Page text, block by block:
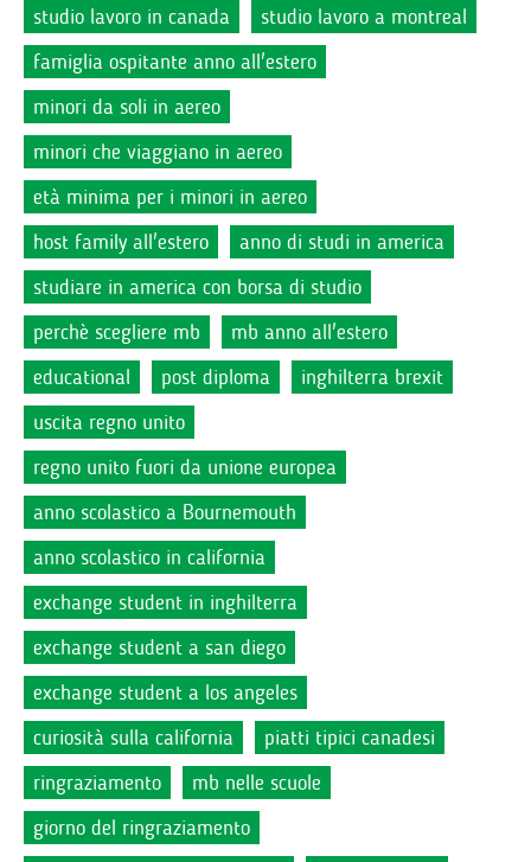
studio lavoro in canada
studio lavoro a montreal
famiglia ospitante anno all'estero
minori da soli in aereo
minori che viaggiano in aereo
età minima per i minori in aereo
host family all'estero
anno di studi in america
studiare in america con borsa di studio
perchè scegliere mb
mb anno all'estero
educational
post diploma
inghilterra brexit
uscita regno unito
regno unito fuori da unione europea
anno scolastico a Bournemouth
anno scolastico in california
exchange student in inghilterra
exchange student a san diego
exchange student a los angeles
curiosità sulla california
piatti tipici canadesi
ringraziamento
mb nelle scuole
giorno del ringraziamento